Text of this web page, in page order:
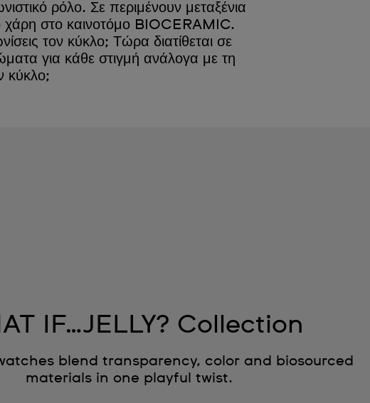
ρόλο. Σε περιμένουν μεταξένια
χάρη στο καινοτόμο BIOCERAMIC.
τον κύκλο; Τώρα διατίθεται σε
για κάθε στιγμή ανάλογα με τη
κύκλο;
IF…JELLY? Collection
blend transparency, color and biosourced
materials in one playful twist.